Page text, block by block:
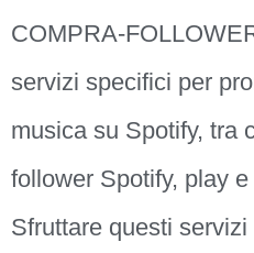
COMPRA-
servizi specifici per
musica su Spotify, tra
follower Spotify, play
Sfruttare questi